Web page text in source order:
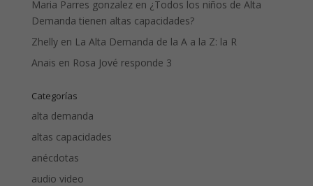
Maria Parres gonzalezen ¿Todos los niños de Alta
Demanda tienen altas capacidades?
Zhellyen La Alta Demanda de la A a la Z: la R
Anais en Rosa Jové responde 3
Categorías
alta demanda
altas capacidades
anécdotas
audio video